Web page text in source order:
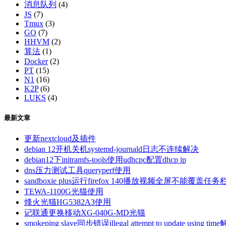
消息队列 (4)
JS (7)
Tmux (3)
GO (7)
HHVM (2)
算法 (1)
Docker(2)
PT (15)
N1 (16)
K2P(6)
LUKS (4)
最新文章
更新nextcloud及插件
debian 12开机关机systemd-journald日志不连续解决
debian12下initramfs-tools使用udhcpc配置dhcp ip
dns压力测试工具queryperf使用
sandboxie plus运行firefox 140播放视频全屏不能覆盖任务
TEWA-1100G光猫使用
烽火光猫HG5382A3使用
记联通更换移动XG-040G-MD光猫
smokeping slave同步错误illegal attempt to update using time